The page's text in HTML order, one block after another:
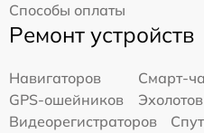
Способы оплаты
Ремонт устройств
Навигаторов
Смарт-
GPS-ошейников
Эхолотов
Видеорегистраторов